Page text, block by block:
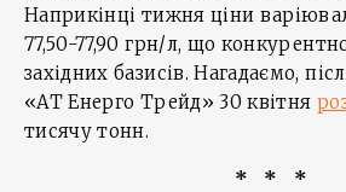
Наприкінці тижня ціни
77,50-77,90 грн/л, що
західних базисів. Нагадаємо,
«АТ Енерго Трейд» 30 квітня
тисячу тонн.
* * *